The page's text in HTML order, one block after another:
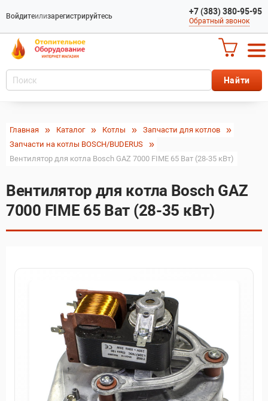
Войдитеилизарегистрируйтесь +7 (383) 380-95-95
Обратный звонок
Главная Каталог Котлы
Запчасти для котлов
Запчасти на котлы BOSCH/BUDERUS
Вентилятор для котла Bosch GAZ 7000 FIME 65 Ват (28-35 кВт)
Вентилятор для котла Bosch GAZ
7000 FIME 65 Ват (28-35 кВт)